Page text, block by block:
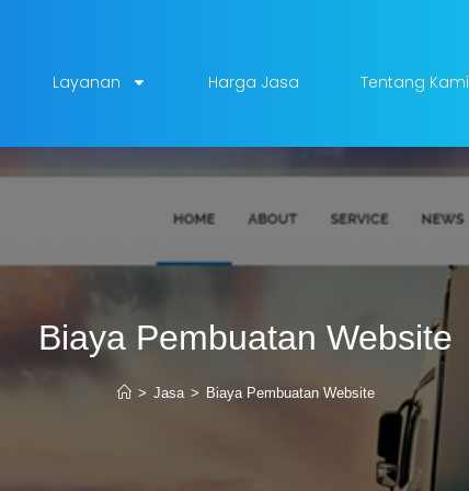
Layanan Harga Jasa Tentang Kami
Biaya Pembuatan Website
> Jasa > Biaya Pembuatan Website